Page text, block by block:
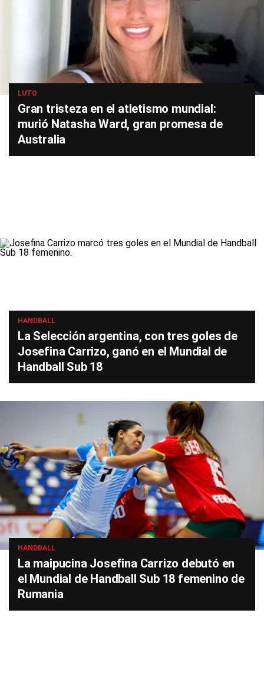
LUTO
Gran tristeza en el atletismo mundial:
murió Natasha Ward, gran promesa de
Australia
HANDBALL
La Selección argentina, con tres goles de
Josefina Carrizo, ganó en el Mundial de
Handball Sub 18
HANDBALL
La maipucina Josefina Carrizo debutó en
el Mundial de Handball Sub 18 femenino de
Rumania